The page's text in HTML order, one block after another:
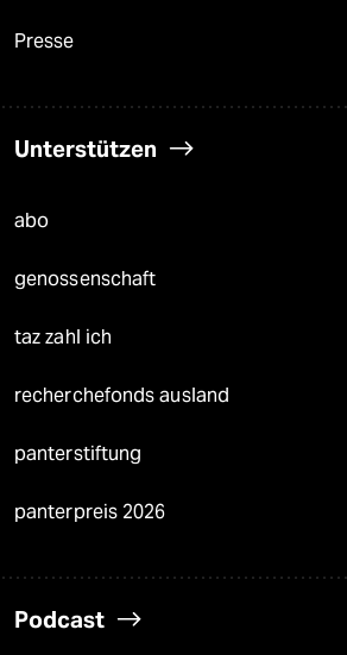
Presse
Unterstützen
abo
genossenschaft
taz zahl ich
recherchefonds ausland
panterstiftung
panterpreis 2026
Podcast